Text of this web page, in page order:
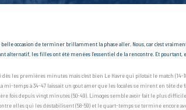
belle occasion de terminer brillamment la phase aller. Nous, car c’est
alternatif, les filles ont été menées l’essentiel de la rencontre. Et
dès les premières minutes mais c’est bien Le Havre qui pilotait le match
mi-temps à 34-47 laissait un gout amer que les locales se mirent en tête
fois depuis vingt minutes (50-49). Limoges semble avoir fait le plus
elles qui les déstabilisent (58-59) et le quart-temps se termine encore avec